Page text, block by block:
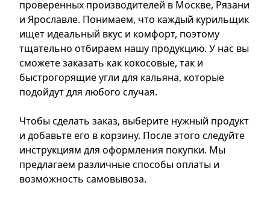
проверенных производителей в Москве, Рязани
и Ярославле. Понимаем, что каждый курильщик
ищет идеальный вкус и комфорт, поэтому
тщательно отбираем нашу продукцию. У нас вы
сможете заказать как кокосовые, так и
быстрогорящие угли для кальяна, которые
подойдут для любого случая.
Чтобы сделать заказ, выберите нужный продукт
и добавьте его в корзину. После этого следуйте
инструкциям для оформления покупки. Мы
предлагаем различные способы оплаты и
возможность самовывоза.